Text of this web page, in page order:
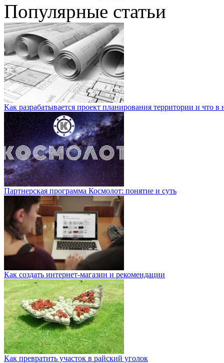
Популярные статьи
Как разрабатывается проект планирования территории и что в
Партнерская программа Космолот: понятие и суть
Как создать интернет-магазин и рекомендации
Как превратить участок в райский уголок